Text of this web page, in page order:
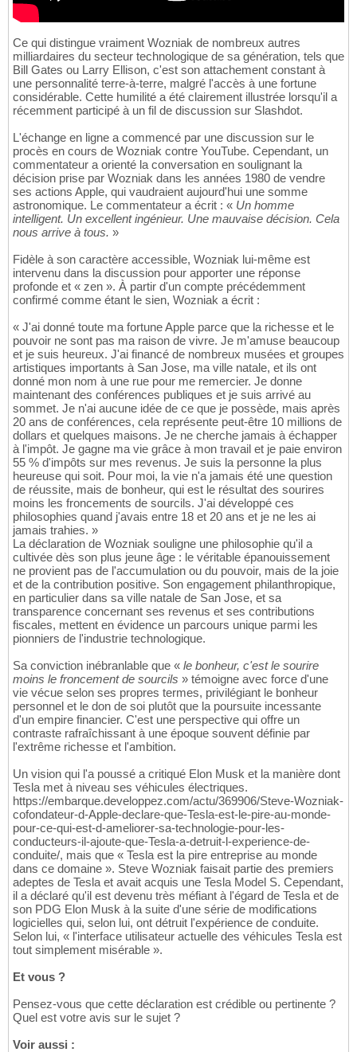
Ce qui distingue vraiment Wozniak de nombreux autres
milliardaires du secteur technologique de sa génération, tels que
Bill Gates ou Larry Ellison, c'est son attachement constant à
une personnalité terre-à-terre, malgré l'accès à une fortune
considérable. Cette humilité a été clairement illustrée lorsqu'il a
récemment participé à un fil de discussion sur Slashdot.
L'échange en ligne a commencé par une discussion sur le
procès en cours de Wozniak contre YouTube. Cependant, un
commentateur a orienté la conversation en soulignant la
décision prise par Wozniak dans les années 1980 de vendre
ses actions Apple, qui vaudraient aujourd'hui une somme
astronomique. Le commentateur a écrit : « Un homme
intelligent. Un excellent ingénieur. Une mauvaise décision. Cela
nous arrive à tous. »
Fidèle à son caractère accessible, Wozniak lui-même est
intervenu dans la discussion pour apporter une réponse
profonde et « zen ». À partir d'un compte précédemment
confirmé comme étant le sien, Wozniak a écrit :
« J'ai donné toute ma fortune Apple parce que la richesse et le
pouvoir ne sont pas ma raison de vivre. Je m'amuse beaucoup
et je suis heureux. J'ai financé de nombreux musées et groupes
artistiques importants à San Jose, ma ville natale, et ils ont
donné mon nom à une rue pour me remercier. Je donne
maintenant des conférences publiques et je suis arrivé au
sommet. Je n'ai aucune idée de ce que je possède, mais après
20 ans de conférences, cela représente peut-être 10 millions de
dollars et quelques maisons. Je ne cherche jamais à échapper
à l'impôt. Je gagne ma vie grâce à mon travail et je paie environ
55 % d'impôts sur mes revenus. Je suis la personne la plus
heureuse qui soit. Pour moi, la vie n'a jamais été une question
de réussite, mais de bonheur, qui est le résultat des sourires
moins les froncements de sourcils. J'ai développé ces
philosophies quand j'avais entre 18 et 20 ans et je ne les ai
jamais trahies. »
La déclaration de Wozniak souligne une philosophie qu'il a
cultivée dès son plus jeune âge : le véritable épanouissement
ne provient pas de l'accumulation ou du pouvoir, mais de la joie
et de la contribution positive. Son engagement philanthropique,
en particulier dans sa ville natale de San Jose, et sa
transparence concernant ses revenus et ses contributions
fiscales, mettent en évidence un parcours unique parmi les
pionniers de l'industrie technologique.
Sa conviction inébranlable que « le bonheur, c'est le sourire
moins le froncement de sourcils » témoigne avec force d'une
vie vécue selon ses propres termes, privilégiant le bonheur
personnel et le don de soi plutôt que la poursuite incessante
d'un empire financier. C'est une perspective qui offre un
contraste rafraîchissant à une époque souvent définie par
l'extrême richesse et l'ambition.
Un vision qui l'a poussé a critiqué Elon Musk et la manière dont
Tesla met à niveau ses véhicules électriques.
https://embarque.developpez.com/actu/369906/Steve-Wozniak-
cofondateur-d-Apple-declare-que-Tesla-est-le-pire-au-monde-
pour-ce-qui-est-d-ameliorer-sa-technologie-pour-les-
conducteurs-il-ajoute-que-Tesla-a-detruit-l-experience-de-
conduite/, mais que « Tesla est la pire entreprise au monde
dans ce domaine ». Steve Wozniak faisait partie des premiers
adeptes de Tesla et avait acquis une Tesla Model S. Cependant,
il a déclaré qu'il est devenu très méfiant à l'égard de Tesla et de
son PDG Elon Musk à la suite d'une série de modifications
logicielles qui, selon lui, ont détruit l'expérience de conduite.
Selon lui, « l'interface utilisateur actuelle des véhicules Tesla est
tout simplement misérable ».
Et vous ?
Pensez-vous que cette déclaration est crédible ou pertinente ?
Quel est votre avis sur le sujet ?
Voir aussi :